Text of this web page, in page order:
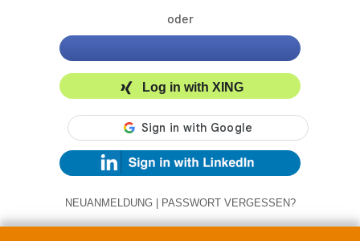
oder
Log in with XING
NEUANMELDUNG | PASSWORT VERGESSEN?